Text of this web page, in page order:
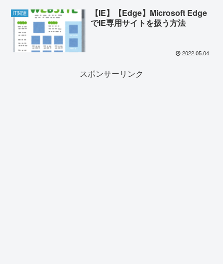
IT関連
【IE】【Edge】Microsoft Edge
でIE専用サイトを扱う方法
2022.05.04
スポンサーリンク